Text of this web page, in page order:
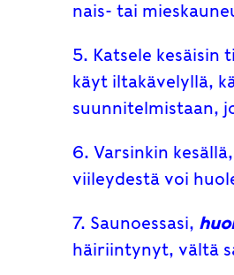
nais- tai
5. Katsele kesäisin
käyt iltakävelyllä,
suunnitelmistaan,
6. Varsinkin
viileydestä voi
7. Saunoessasi,
häiriintynyt, vältä